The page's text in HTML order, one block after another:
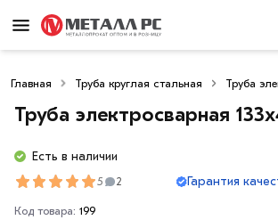
Главная Труба круглая стальная Труба
Труба электросварная
Есть в наличии
5 2 Гарантия
Код товара: 199